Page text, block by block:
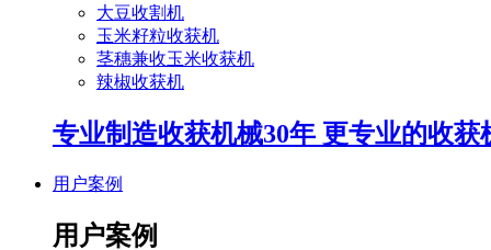
大豆收割机
玉米籽粒收获机
茎穗兼收玉米收获机
辣椒收获机
专业制造收获机械30年 更专业的收获
用户案例
用户案例